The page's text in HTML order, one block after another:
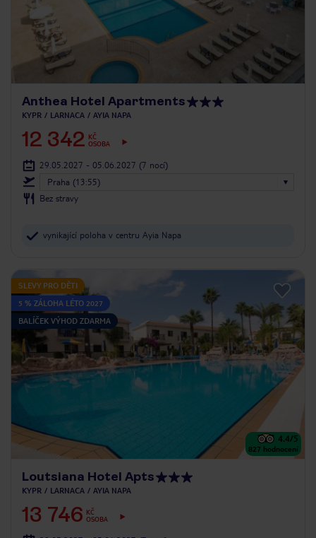
Anthea Hotel Apartments
KYPR LARNACA AYIA NAPA
12 342 KČ
OSOBA
29.05.2027 - 05.06.2027 (7 nocí)
Praha (13:55)
Bez stravy
vynikající poloha v centru Ayia Napa
SLEVY PRO DĚTI
5 % ZÁLOHA LÉTO 2027
BALÍČEK VÝHOD ZDARMA
4.4/5
827 hodnocení
Loutsiana Hotel Apts
KYPR LARNACA AYIA NAPA
13 746 KČ
OSOBA